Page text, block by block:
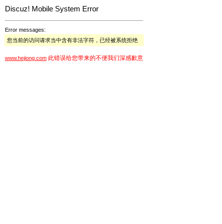
Discuz! Mobile System Error
Error messages:
您当前的访问请求当中含有非法字符，已经被系统拒绝
www.hejiong.com 此错误给您带来的不便我们深感歉意